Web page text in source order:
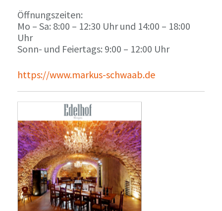
Öffnungszeiten:
Mo – Sa: 8:00 – 12:30 Uhr und 14:00 – 18:00
Uhr
Sonn- und Feiertags: 9:00 – 12:00 Uhr
https://www.markus-schwaab.de